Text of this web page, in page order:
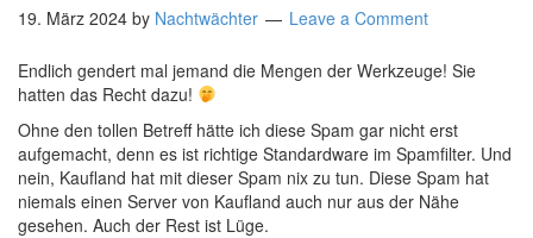
19. März 2024 by Nachtwächter Leave a Comment
Endlich gendert mal jemand die Mengen der Werkzeuge! Sie
hatten das Recht dazu!
Ohne den tollen Betreff hätte ich diese Spam gar nicht erst
aufgemacht, denn es ist richtige Standardware im Spamfilter. Und
nein, Kaufland hat mit dieser Spam nix zu tun. Diese Spam hat
niemals einen Server von Kaufland auch nur aus der Nähe
gesehen. Auch der Rest ist Lüge.